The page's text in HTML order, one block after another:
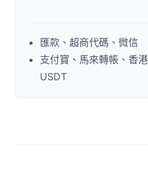
匯款、超商代碼、微信
支付寶、馬來轉帳、香
USDT